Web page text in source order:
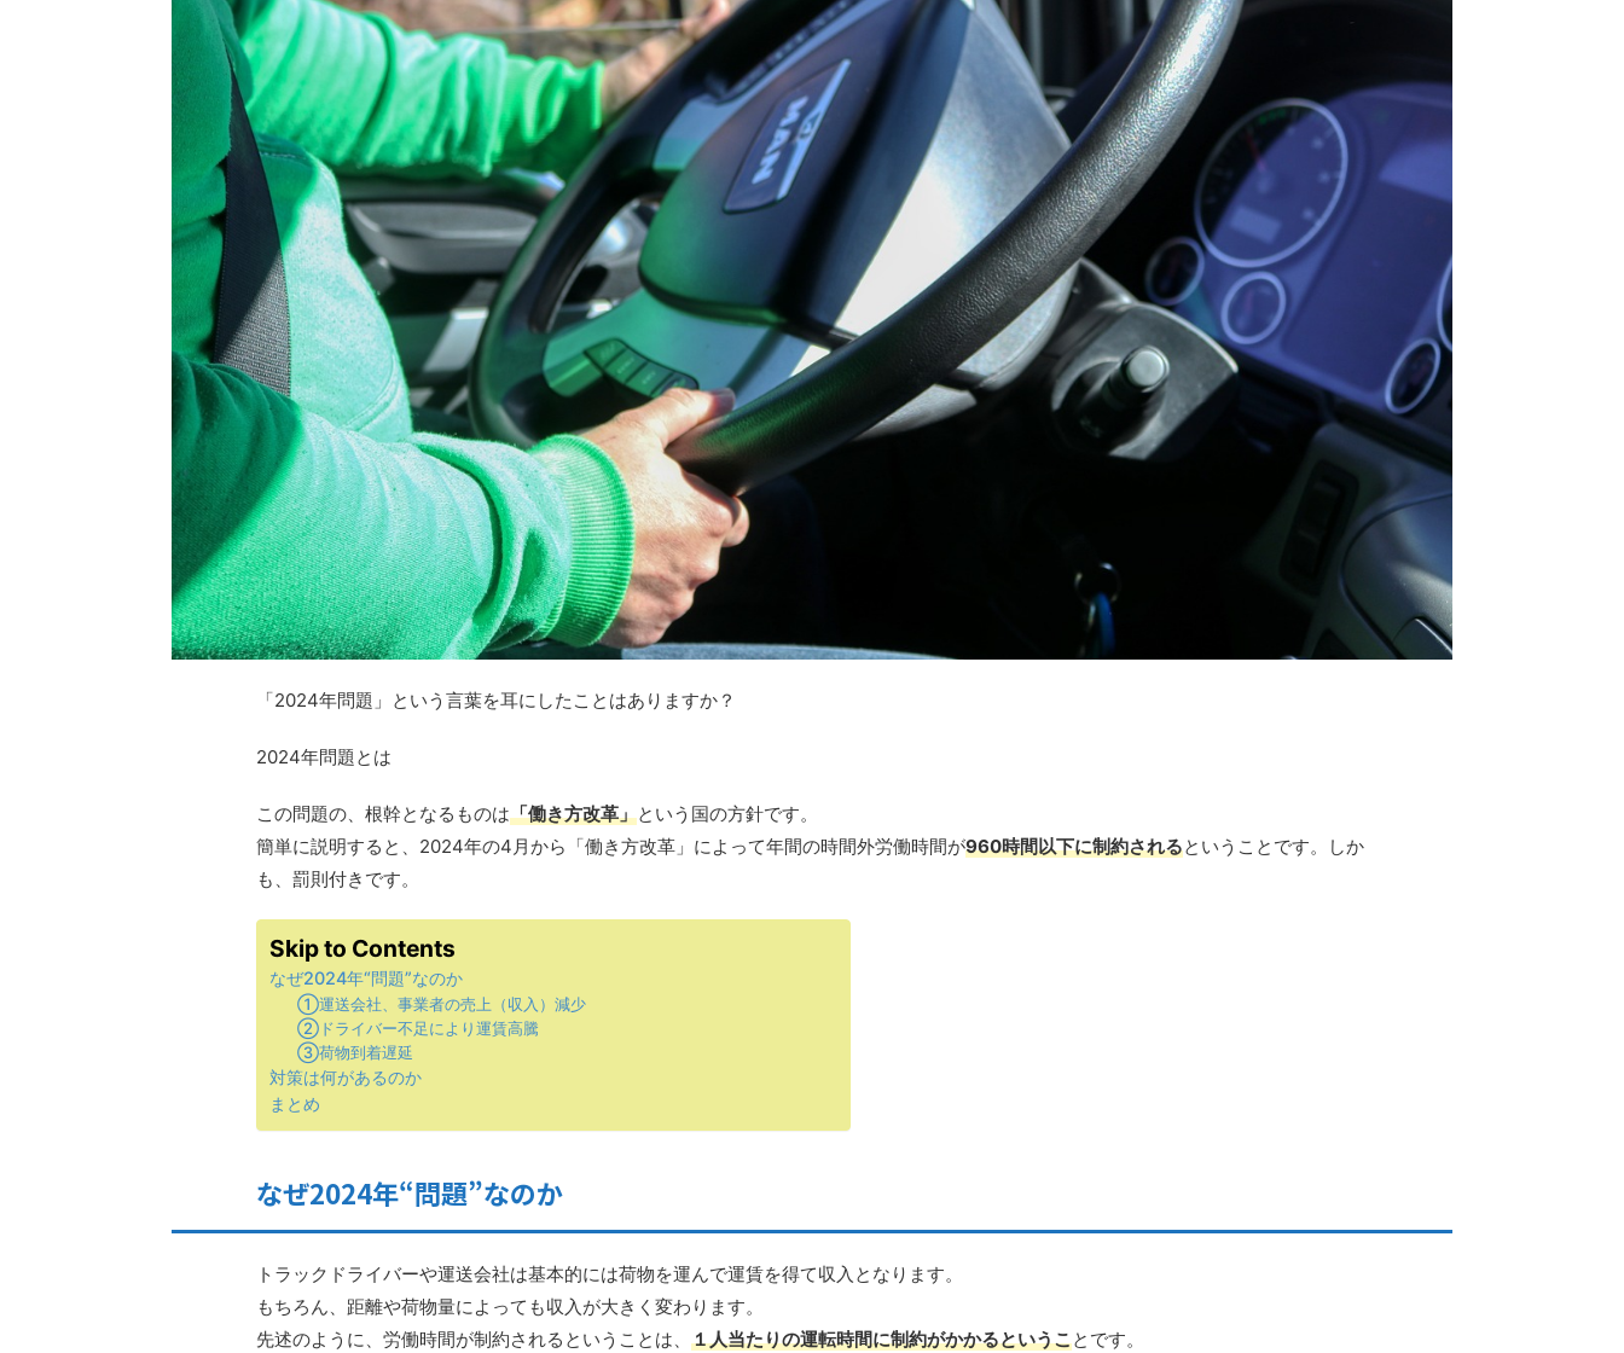
「2024年問題」 という言葉を耳にしたことはありますか？
2024年問題とは
この問題の、根幹となるものは「働き方改革」という国の方針です。
簡単に説明すると、2024年の4月から「働き方改革」によって年間の時間外労働時間が960時間以下に制約されるということです。しか
も、罰則付きです。
Skip to Contents
なぜ2024年“問題”なのか
①運送会社、事業者の売上（収入）減少
②ドライバー不足により運賃高騰
③荷物到着遅延
対策は何があるのか
まとめ
なぜ2024年“問題”なのか
トラックドライバーや運送会社は基本的には荷物を運んで運賃を得て収入となります。
もちろん、距離や荷物量によっても収入が大きく変わります。
先述のように、労働時間が制約されるということは、 １人当たりの運転時間に制約がかかるということです。